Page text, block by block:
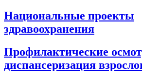
Национальные проекты
здравоохранения
Профилактические
диспансеризация